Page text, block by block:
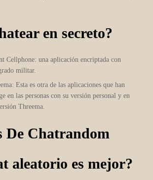
en secreto?
Cellphone: una aplicación encriptada con
militar.
Esta es otra de las aplicaciones que han
en las personas con su versión personal y en
Threema.
De Chatrandom
aleatorio es mejor?